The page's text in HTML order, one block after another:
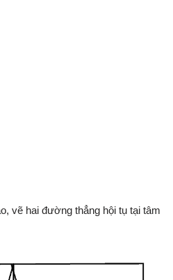
vẽ hai đường thẳng hội tụ tại tâm